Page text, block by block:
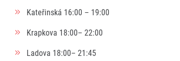
Kateřinská 16:00 – 19:00
Krapkova 18:00– 22:00
Ladova 18:00– 21:45